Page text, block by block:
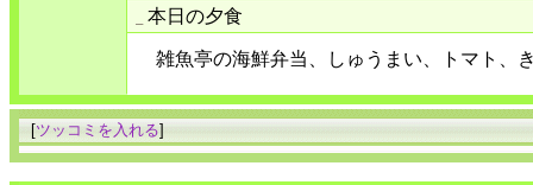
本日の夕食
雑魚亭の海鮮弁当、しゅうまい、トマト、
[ツッコミを入れる]